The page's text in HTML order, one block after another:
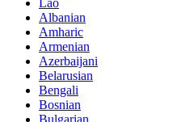
Albanian
Amharic
Armenian
Azerbaijani
Belarusian
Bengali
Bosnian
Bulgarian